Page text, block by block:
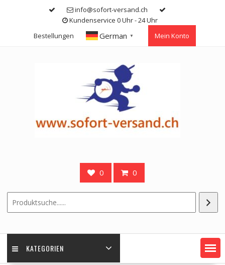
info@sofort-versand.ch
Kundenservice 0 Uhr - 24 Uhr
Bestellungen
German ▼ Mein Konto
0 0
KATEGORIEN